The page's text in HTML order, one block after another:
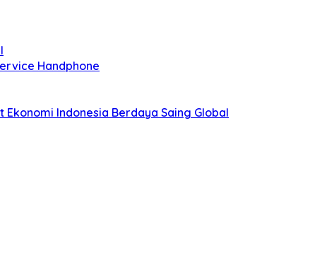
Handphone
Ekonomi Indonesia Berdaya Saing Global